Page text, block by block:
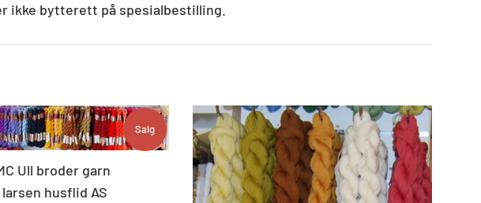
ikke bytterett på spesialbestilling
Ull broder garn
larsen husflid AS
Salg